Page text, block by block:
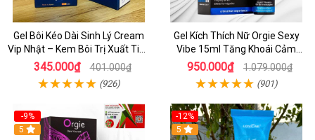
Gel Bôi Kéo Dài Sinh Lý Cream
Vip Nhật – Kem Bôi Trị Xuất Tinh
Sớm Chính Hãng Cho Nam
345.000₫ 401.000₫
(926)
Gel Kích Thích Nữ Orgie Sexy
Vibe 15ml Tăng Khoái Cảm
Rung Tê Nóng Lạnh Dễ Lên Đỉnh
950.000₫ 1.079.000₫
(901)
-9%
5
-12%
5